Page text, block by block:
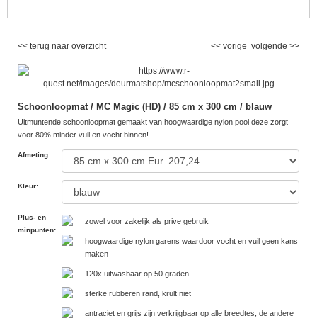
<< terug naar overzicht volgende >>
<< vorige
Schoonloopmat / MC Magic (HD) / 85 cm x 300 cm / blauw
Uitmuntende schoonloopmat gemaakt van hoogwaardige nylon pool deze zorgt
voor 80% minder vuil en vocht binnen!
Afmeting:
Kleur:
Plus- en
minpunten:
zowel voor zakelijk als prive gebruik
hoogwaardige nylon garens waardoor vocht en vuil geen kans
maken
120x uitwasbaar op 50 graden
sterke rubberen rand, krult niet
antraciet en grijs zijn verkrijgbaar op alle breedtes, de andere